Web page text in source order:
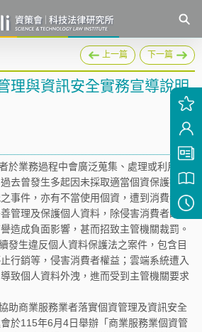
上一篇 下一篇
理與資訊安全實務宣導說明
於業務過程中會廣泛蒐集、處理或利用消
去曾發生多起因未採取適當個資保護措
事件，亦有不當使用個資，遭到消費者檢
管理及保護個人資料，除侵害消費者的權
造成負面影響，甚而招致主管機關裁罰。
發生違反個人資料保護法之案件，包含目
行銷等，侵害消費者權益；雲端系統遭入
致個人資料外洩，進而受到主管機關要求
助商業服務業者落實個資管理及資訊安全
於115年6月4日舉辦「商業服務業個資管